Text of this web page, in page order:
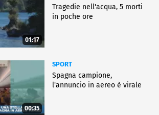
01:17
Tragedie nell'acqua, 5 morti
in poche ore
00:35
SPORT
Spagna campione,
l'annuncio in aereo è virale